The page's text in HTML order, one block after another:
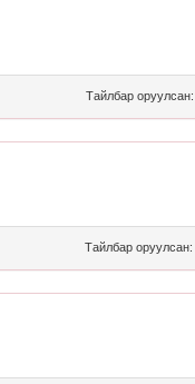
Тайлбар оруулсан:
Тайлбар оруулсан: